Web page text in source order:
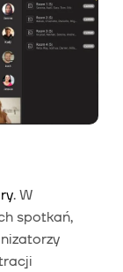
. W
spotkań,